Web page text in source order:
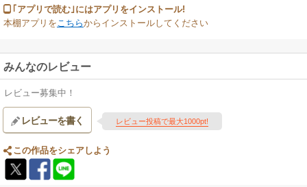
｢アプリで読む｣にはアプリをインストール!
本棚アプリをこちらからインストールしてください
みんなのレビュー
レビュー募集中！
レビューを書く レビュー投稿で最大1000pt!
この作品をシェアしよう